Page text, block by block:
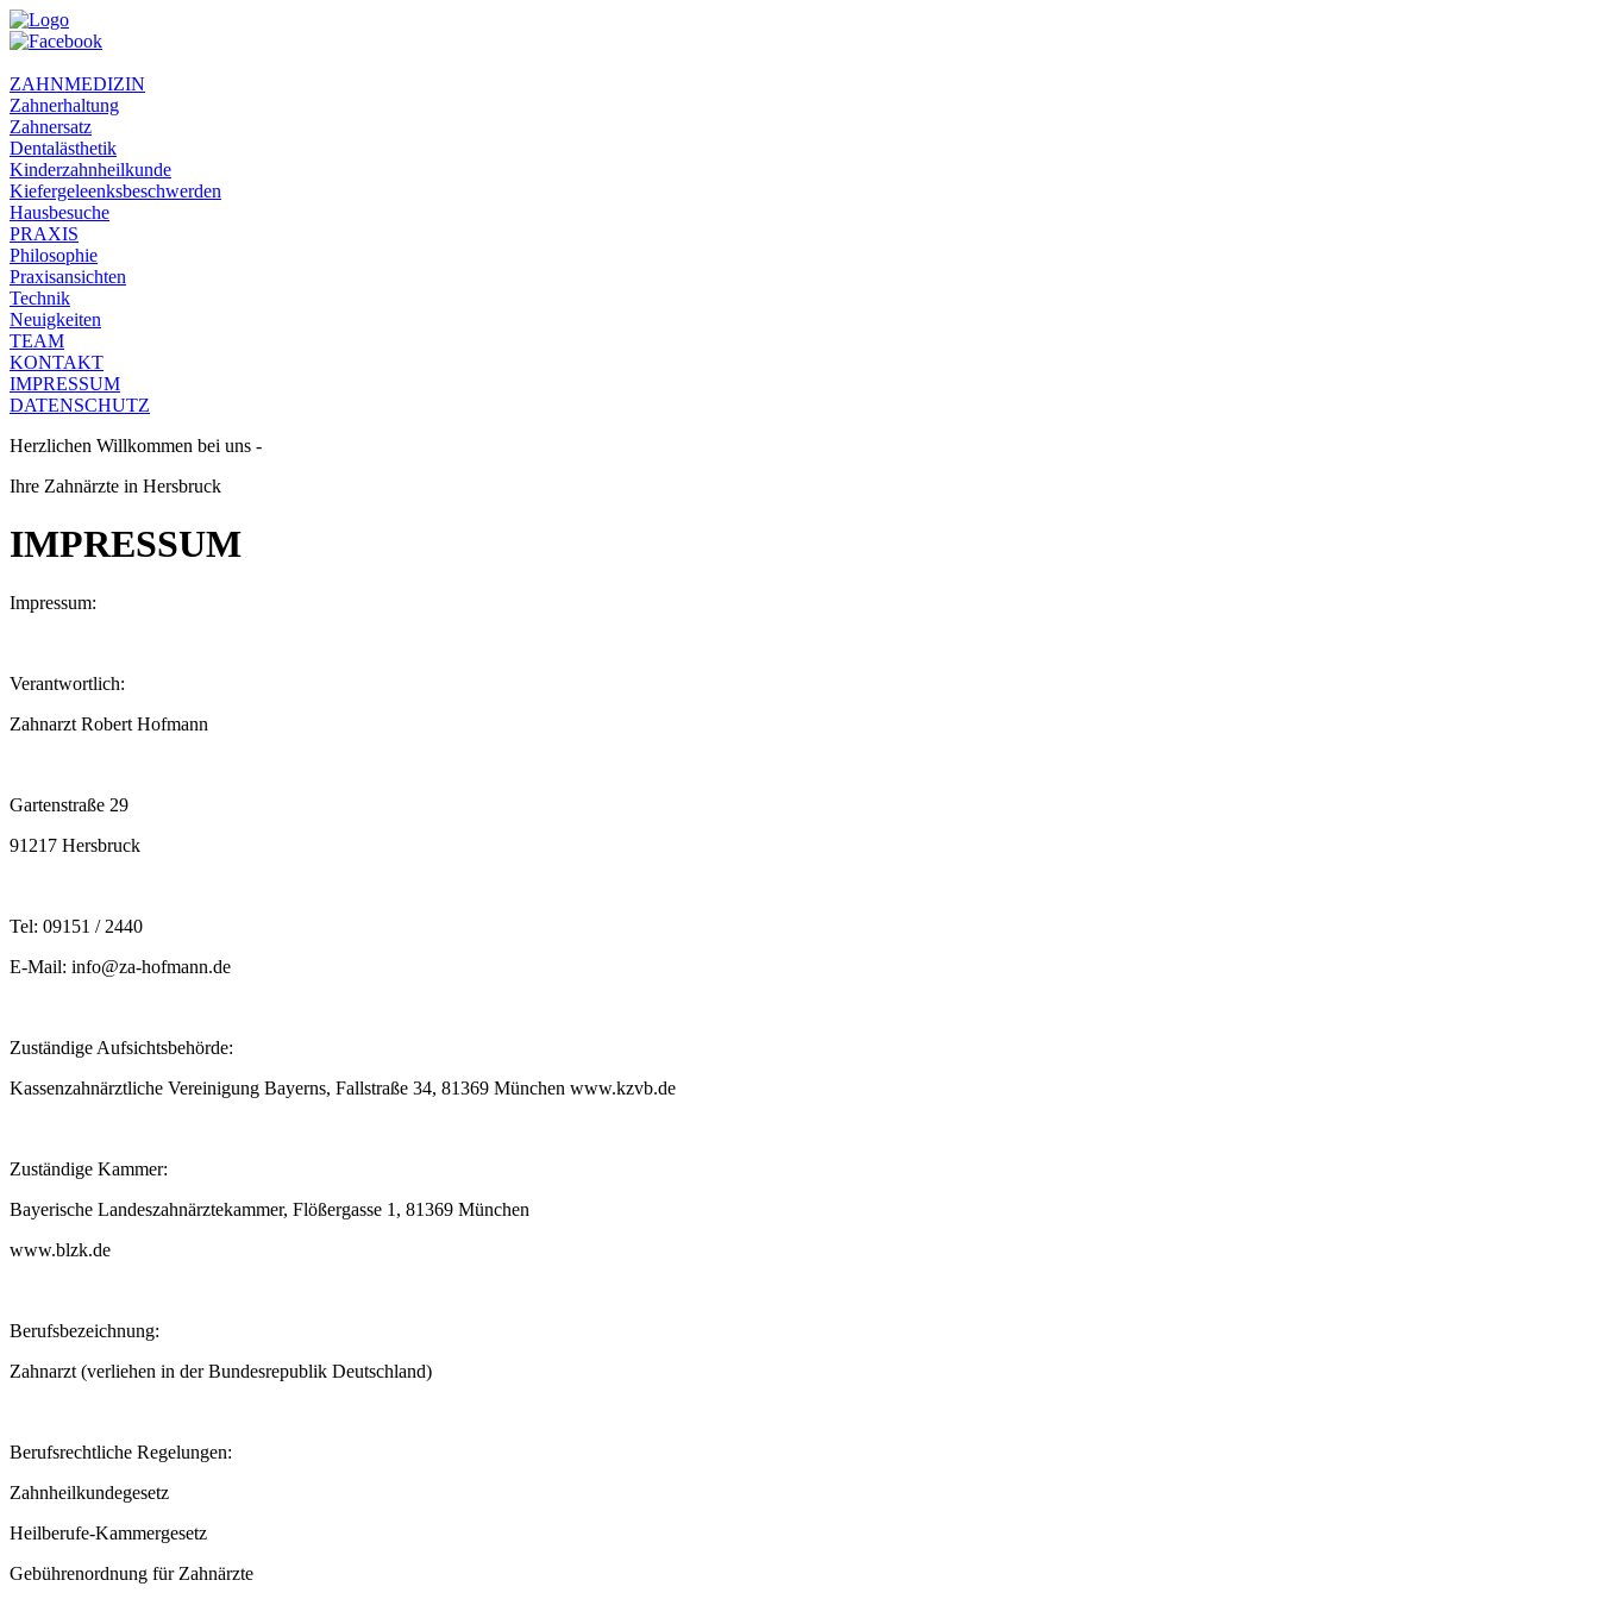
ZAHNMEDIZIN
Zahnerhaltung
Zahnersatz
Dentalästhetik
Kinderzahnheilkunde
Kiefergeleenksbeschwerden
Hausbesuche
PRAXIS
Philosophie
Praxisansichten
Technik
Neuigkeiten
TEAM
KONTAKT
IMPRESSUM
DATENSCHUTZ
Herzlichen Willkommen bei uns -
Ihre Zahnärzte in Hersbruck
IMPRESSUM
Impressum:
Verantwortlich:
Zahnarzt Robert Hofmann
Gartenstraße 29
91217 Hersbruck
Tel: 09151 / 2440
E-Mail: info@za-hofmann.de
Zuständige Aufsichtsbehörde:
Kassenzahnärztliche Vereinigung Bayerns, Fallstraße 34, 81369 München www.kzvb.de
Zuständige Kammer:
Bayerische Landeszahnärztekammer, Flößergasse 1, 81369 München
www.blzk.de
Berufsbezeichnung:
Zahnarzt (verliehen in der Bundesrepublik Deutschland)
Berufsrechtliche Regelungen:
Zahnheilkundegesetz
Heilberufe-Kammergesetz
Gebührenordnung für Zahnärzte